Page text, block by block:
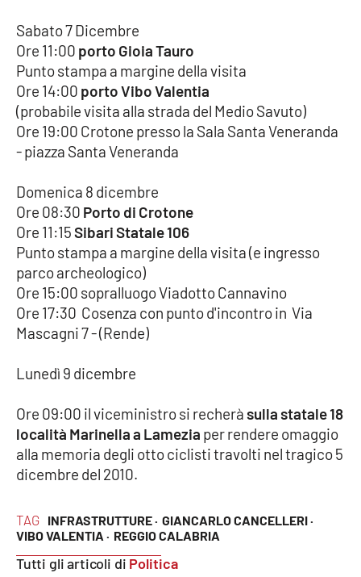
Economia e Lavoro
Politica
Sanità
Sport
RUBRICHE
Good Morning Vietnam
Imprese Di Calabria
Le perfidie di Antonella Grippo
Venti di comunicazione
TAG INFRASTRUTTURE · GIANCARLO CANCELLERI ·
VIBO VALENTIA · REGGIO CALABRIA
Tutti gli articoli di Politica
Sabato 7 Dicembre
Ore 11:00 porto Gioia Tauro
Punto stampa a margine della visita
Ore 14:00 porto Vibo Valentia
(probabile visita alla strada del Medio Savuto)
Ore 19:00 Crotone presso la Sala Santa Veneranda
- piazza Santa Veneranda
Domenica 8 dicembre
Ore 08:30 Porto di Crotone
Ore 11:15Sibari Statale 106
Punto stampa a margine della visita (e ingresso
parco archeologico)
Ore 15:00 sopralluogo Viadotto Cannavino
Ore 17:30 Cosenza con punto d'incontro in Via
Mascagni 7 - (Rende)
Lunedì 9 dicembre
Ore 09:00 il viceministro si recheràsulla statale 18
località Marinella a Lamezia per rendere omaggio
alla memoria degli otto ciclisti travolti nel tragico 5
dicembre del 2010.